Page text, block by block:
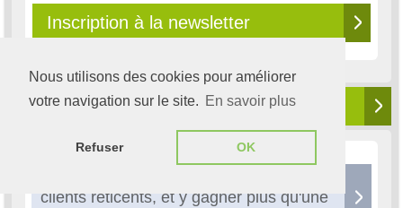
Nous utilisons des cookies pour améliorer
votre navigation sur le site. En savoir plus
Refuser OK
Inscription à la newsletter
Newsletter n°984 du 22 juillet 2026
Actualité
clients réticents, et y gagner plus qu'une